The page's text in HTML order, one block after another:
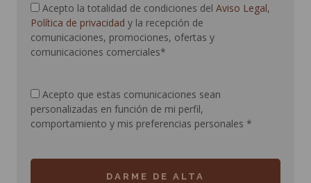
Acepto la totalidad de condiciones del Aviso Legal,
Política de privacidad y la recepción de
comunicaciones, promociones, ofertas y
comunicaciones comerciales*
Acepto que estas comunicaciones sean
personalizadas en función de mi perfil,
comportamiento y mis preferencias personales *
DARME DE ALTA